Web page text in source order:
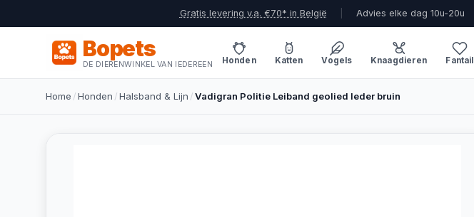
Gratis levering v.a. €70* in België Advies elke dag 10u-20u
Bopets
DE DIERENWINKEL VAN IEDEREEN Honden Katten Vogels Knaagdieren Fantail
Home /Honden /Halsband & Lijn /Vadigran Politie Leiband geolied leder bruin